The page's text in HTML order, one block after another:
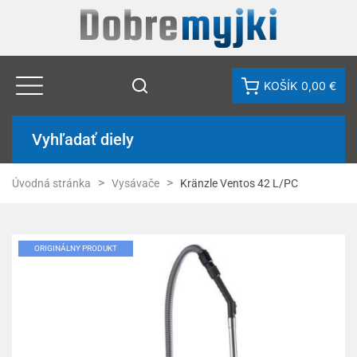
KOŠÍK 0,00 €
Vyhľadať diely
Úvodná stránka Vysávače Kränzle Ventos 42 L/PC
ORIGINÁLNY PRODUKT